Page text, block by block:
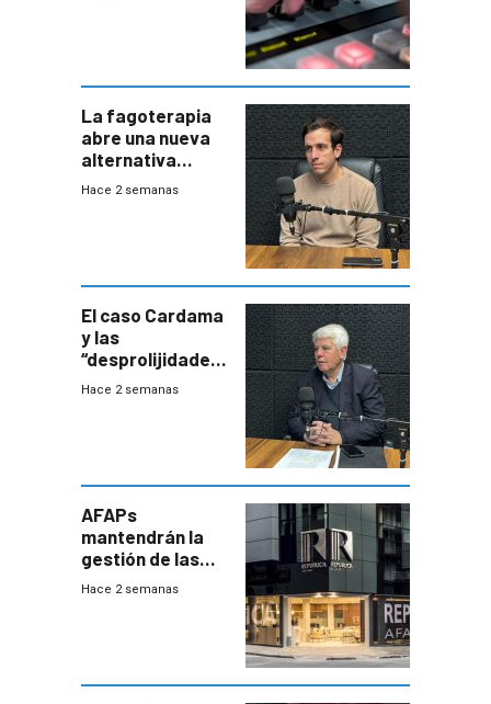
La fagoterapia
abre una nueva
alternativa
contra bacterias
innovadora
Hace 2 semanas
El caso Cardama
y las
“desprolijidades”
que la
Hace 2 semanas
AFAPs
mantendrán la
gestión de las
cuentas
Hace 2 semanas